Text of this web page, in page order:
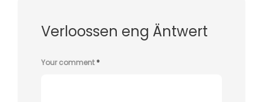
Verloossen eng Äntwert
Your comment*